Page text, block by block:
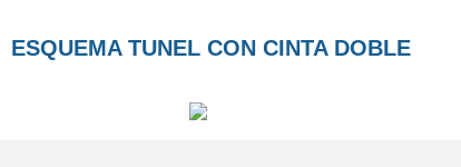
ESQUEMA TUNEL CON CINTA DOBLE